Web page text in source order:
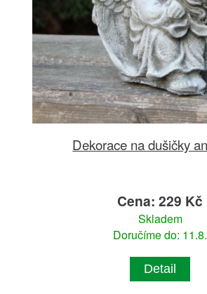
Dekorace na dušičky
Cena: 229 Kč
Skladem
Doručíme do: 11.8.
Detail